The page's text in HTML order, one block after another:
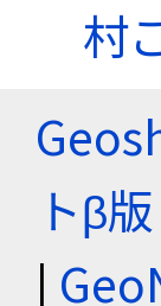
村
トβ版
|